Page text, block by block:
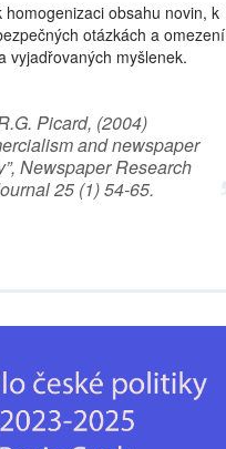
homogenizaci obsahu novin, k
otázkách a omezení
vyjadřovaných myšlenek.
Picard, (2004)
and newspaper
Newspaper Research
25 (1) 54-65.